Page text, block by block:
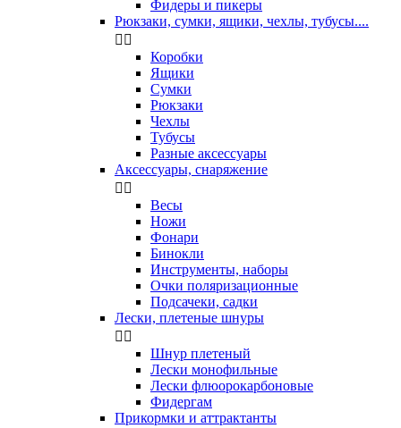
Фидеры и пикеры
Рюкзаки, сумки, ящики, чехлы, тубусы....
 
Коробки
Ящики
Сумки
Рюкзаки
Чехлы
Тубусы
Разные аксессуары
Аксессуары, снаряжение
 
Весы
Ножи
Фонари
Бинокли
Инструменты, наборы
Очки поляризационные
Подсачеки, садки
Лески, плетеные шнуры
 
Шнур плетеный
Лески монофильные
Лески флюорокарбоновые
Фидергам
Прикормки и аттрактанты